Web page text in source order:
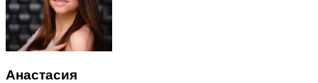
Анастасия